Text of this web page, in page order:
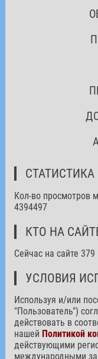
СТАТИСТИКА
Кол-во просмотров
4394497
КТО НА
Сейчас на сайте 379
УСЛОВИЯ
Используя и/или
"Пользователь")
действовать в
нашей Политикой
действующими
международными